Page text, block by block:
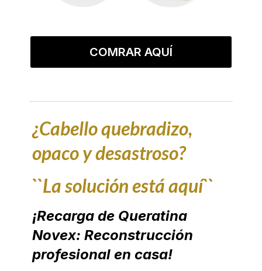
COMRAR AQUÍ
¿Cabello quebradizo,
opaco y desastroso?
``La solución está aquí``
¡Recarga de Queratina
Novex: Reconstrucción
profesional en casa!